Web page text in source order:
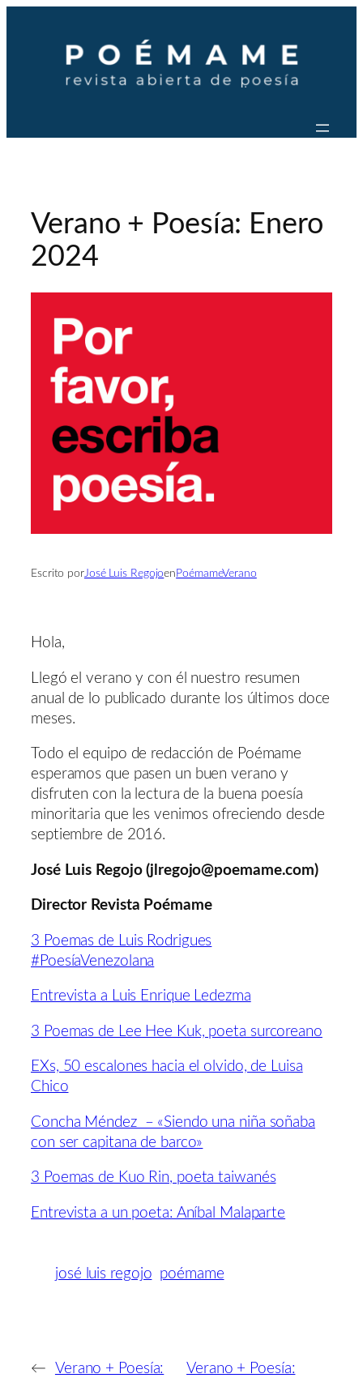
contenido
Verano + Poesía: Enero
2024
Escrito porJosé Luis Regojoen PoémameVerano
Hola,
Llegó el verano y con él nuestro resumen
anual de lo publicado durante los últimos doce
meses.
Todo el equipo de redacción de Poémame
esperamos que pasen un buen verano y
disfruten con la lectura de la buena poesía
minoritaria que les venimos ofreciendo desde
septiembre de 2016.
José Luis Regojo (jlregojo@poemame.com)
Director Revista Poémame
3 Poemas de Luis Rodrigues
#PoesíaVenezolana
Entrevista a Luis Enrique Ledezma
3 Poemas de Lee Hee Kuk, poeta surcoreano
EXs, 50 escalones hacia el olvido, de Luisa
Chico
Concha Méndez – «Siendo una niña soñaba
con ser capitana de barco»
3 Poemas de Kuo Rin, poeta taiwanés
Entrevista a un poeta: Aníbal Malaparte
josé luis regojo poémame
←
Verano + Poesía:
Verano + Poesía: